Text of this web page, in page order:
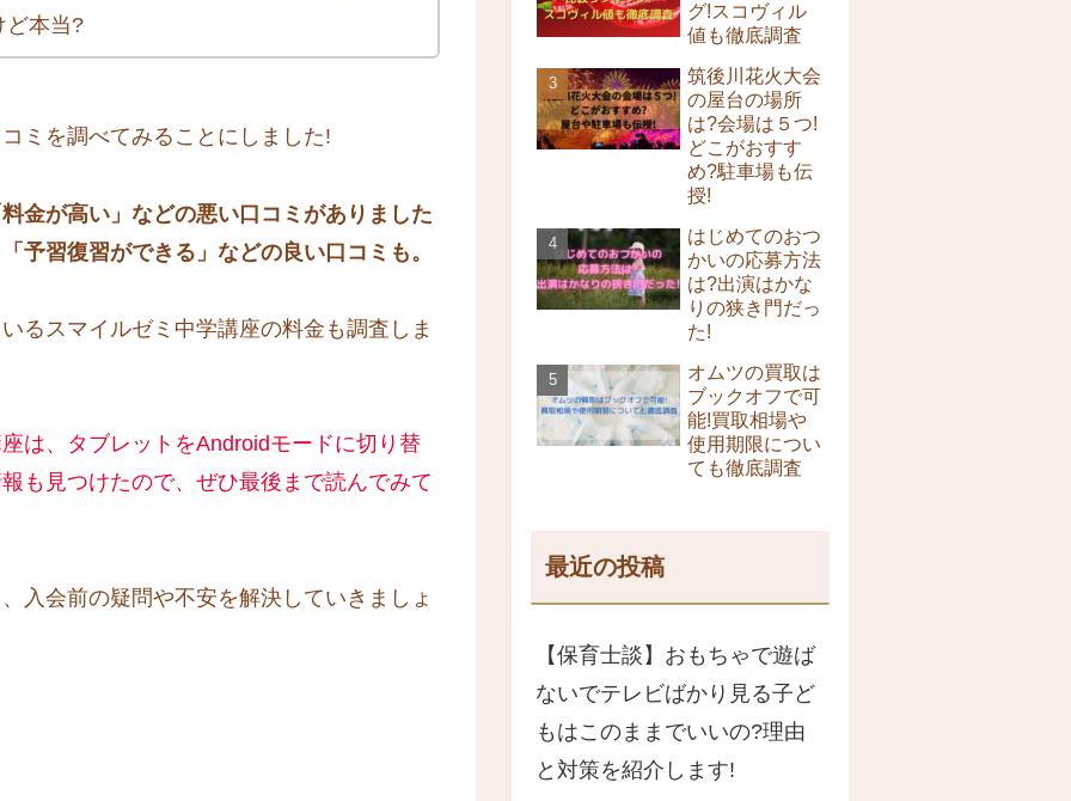
ど本当?
ミを調べてみることにしました!
料金が高い」などの悪い口コミがありました
予習復習ができる」などの良い口コミも。
るスマイルゼミ中学講座の料金も調査しま
は、タブレットをAndroidモードに切り替
も見つけたので、ぜひ最後まで読んでみて
入会前の疑問や不安を解決していきましょ
グ!スコヴィル
値も徹底調査
筑後川花火大会
の屋台の場所
は?会場は５つ!
どこがおすす
め?駐車場も伝
授!
はじめてのおつ
かいの応募方法
は?出演はかな
りの狭き門だっ
た!
オムツの買取は
ブックオフで可
能!買取相場や
使用期限につい
ても徹底調査
最近の投稿
【保育士談】おもちゃで遊ば
ないでテレビばかり見る子ど
もはこのままでいいの?理由
と対策を紹介します!